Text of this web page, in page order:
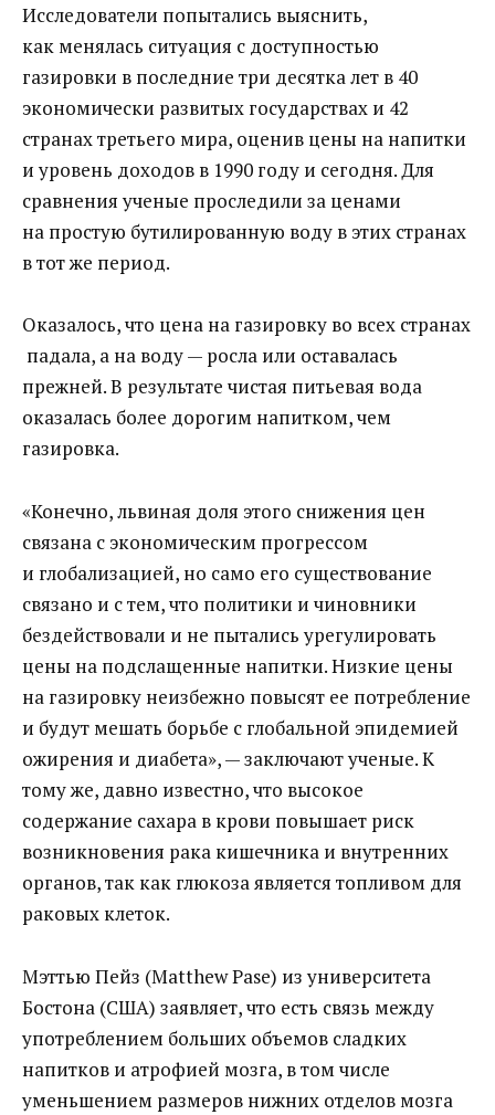
Исследователи попытались выяснить,
как менялась ситуация с доступностью
газировки в последние три десятка лет в 40
экономически развитых государствах и 42
странах третьего мира, оценив цены на напитки
и уровень доходов в 1990 году и сегодня. Для
сравнения ученые проследили за ценами
на простую бутилированную воду в этих странах
в тот же период.
Оказалось, что цена на газировку во всех странах
падала, а на воду — росла или оставалась
прежней. В результате чистая питьевая вода
оказалась более дорогим напитком, чем
газировка.
«Конечно, львиная доля этого снижения цен
связана с экономическим прогрессом
и глобализацией, но само его существование
связано и с тем, что политики и чиновники
бездействовали и не пытались урегулировать
цены на подслащенные напитки. Низкие цены
на газировку неизбежно повысят ее потребление
и будут мешать борьбе с глобальной эпидемией
ожирения и диабета», — заключают ученые. К
тому же, давно известно, что высокое
содержание сахара в крови повышает риск
возникновения рака кишечника и внутренних
органов, так как глюкоза является топливом для
раковых клеток.
Мэттью Пейз (Matthew Pase) из университета
Бостона (США) заявляет, что есть связь между
употреблением больших объемов сладких
напитков и атрофией мозга, в том числе
уменьшением размеров нижних отделов мозга